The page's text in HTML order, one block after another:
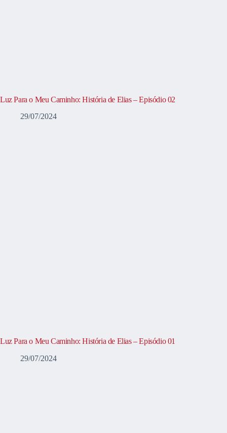
Luz Para o Meu Caminho: História de Elias – Episódio 02
29/07/2024
Luz Para o Meu Caminho: História de Elias – Episódio 01
29/07/2024